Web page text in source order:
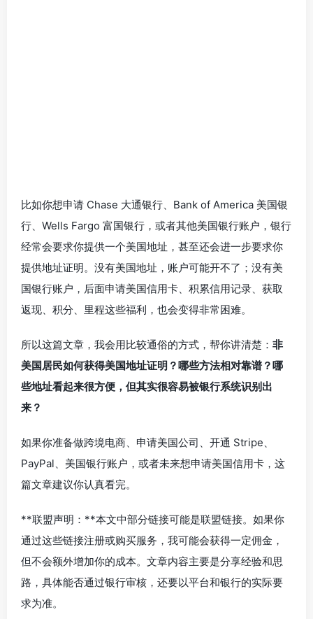
比如你想申请 Chase 大通银行、Bank of America 美国银
行、Wells Fargo 富国银行，或者其他美国银行账户，银行
经常会要求你提供一个美国地址，甚至还会进一步要求你
提供地址证明。没有美国地址，账户可能开不了；没有美
国银行账户，后面申请美国信用卡、积累信用记录、获取
返现、积分、里程这些福利，也会变得非常困难。
所以这篇文章，我会用比较通俗的方式，帮你讲清楚： 非
美国居民如何获得美国地址证明？哪些方法相对靠谱？哪
些地址看起来很方便，但其实很容易被银行系统识别出
来？
如果你准备做跨境电商、申请美国公司、开通 Stripe、
PayPal、美国银行账户，或者未来想申请美国信用卡，这
篇文章建议你认真看完。
**联盟声明：**本文中部分链接可能是联盟链接。如果你
通过这些链接注册或购买服务，我可能会获得一定佣金，
但不会额外增加你的成本。文章内容主要是分享经验和思
路，具体能否通过银行审核，还要以平台和银行的实际要
求为准。